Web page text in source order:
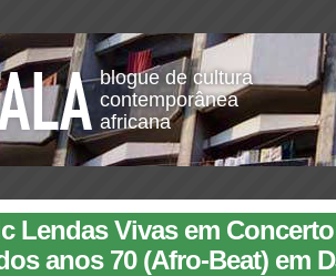
blogue de cultura
contemporânea
africana
Lendas Vivas em
anos 70 (Afro-Beat) em